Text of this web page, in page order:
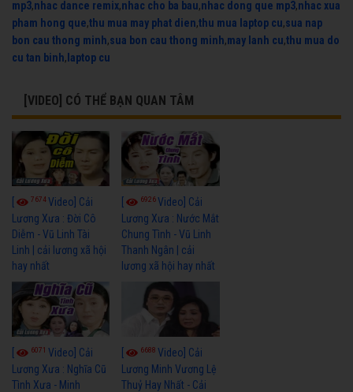
mp3,nhac dance remix,nhac cho ba bau,nhac dong que mp3,nhac xua
pham hong que,thu mua may phat dien,thu mua laptop cu,sua nap
bon cau thong minh,sua bon cau thong minh,may lanh cu,thu mua do
cu tan binh, laptop cu
[VIDEO] CÓ THỂ BẠN QUAN TÂM
7674Video] Cải
Lương Xưa : Đời Cô
Diễm - Vũ Linh Tài
Linh | cải lương xã hội
hay nhất
6926Video] Cải
Lương Xưa : Nước Mắt
Chung Tình - Vũ Linh
Thanh Ngân | cải
lương xã hội hay nhất
6071 Video] Cải
Lương Xưa : Nghĩa Cũ
Tình Xưa - Minh
6688Video] Cải
Lương Minh Vương Lệ
Thuỷ Hay Nhất - Cải